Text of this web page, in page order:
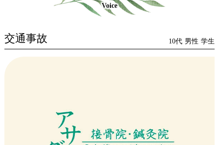
Voice
交通事故 10代 男性 学生